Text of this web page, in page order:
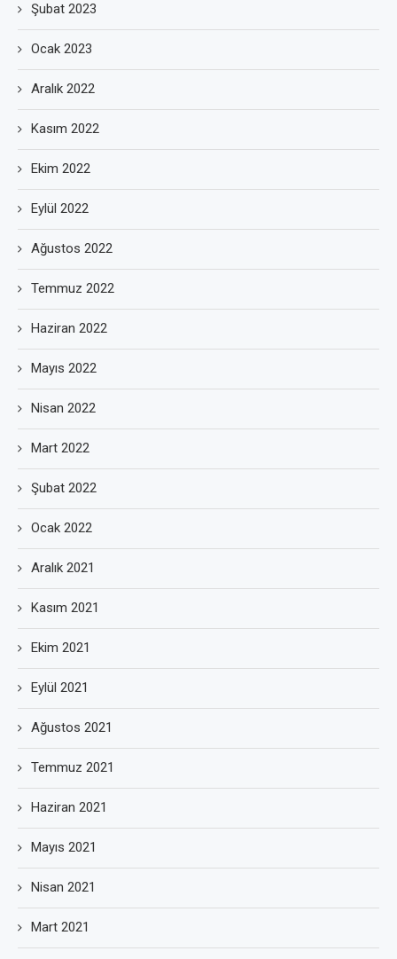
Şubat 2023
Ocak 2023
Aralık 2022
Kasım 2022
Ekim 2022
Eylül 2022
Ağustos 2022
Temmuz 2022
Haziran 2022
Mayıs 2022
Nisan 2022
Mart 2022
Şubat 2022
Ocak 2022
Aralık 2021
Kasım 2021
Ekim 2021
Eylül 2021
Ağustos 2021
Temmuz 2021
Haziran 2021
Mayıs 2021
Nisan 2021
Mart 2021